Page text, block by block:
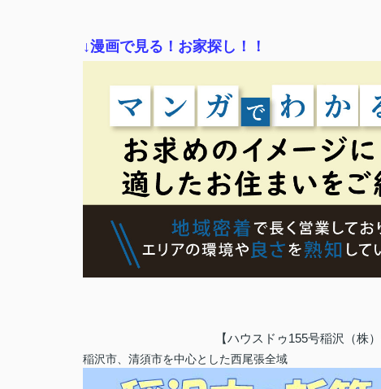
↓漫画で見る！お家探し！！
【ハウスドゥ155号稲沢（株
稲沢市、清須市を中心とした西尾張全域